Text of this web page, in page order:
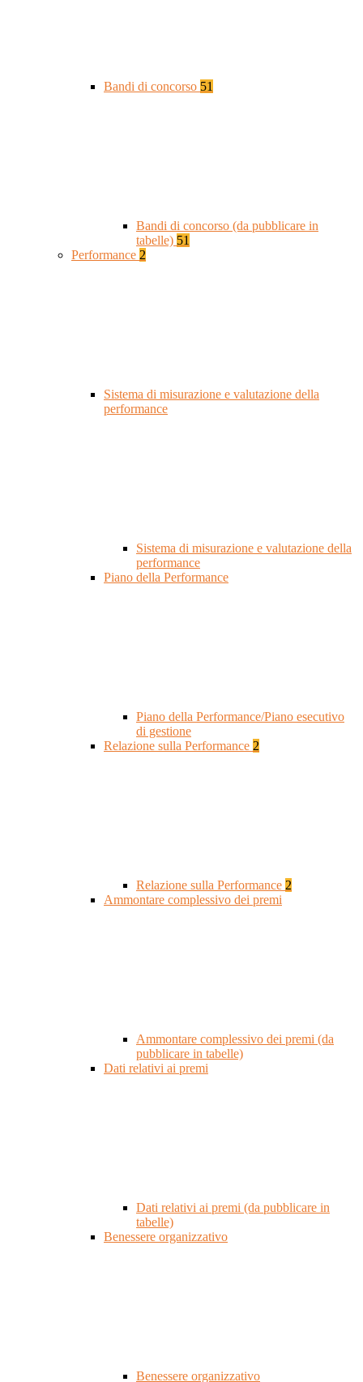
Bandi di concorso 51
Bandi di concorso (da pubblicare in
tabelle) 51
Performance 2
Sistema di misurazione e valutazione della
performance
Sistema di misurazione e valutazione della
performance
Piano della Performance
Piano della Performance/Piano esecutivo
di gestione
Relazione sulla Performance 2
Relazione sulla Performance 2
Ammontare complessivo dei premi
Ammontare complessivo dei premi (da
pubblicare in tabelle)
Dati relativi ai premi
Dati relativi ai premi (da pubblicare in
tabelle)
Benessere organizzativo
Benessere organizzativo